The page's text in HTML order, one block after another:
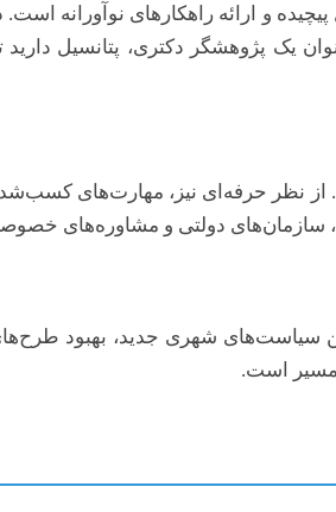
و ارائه راهکارهای نوآورانه
یک پژوهشگر دکتری، پتانسیل دارید
از نظر حرفه‌ای نیز، مهارت‌های
سازمان‌های دولتی و مشاوره‌های
سیاست‌های شهری جدید، بهبود
مسیر است.